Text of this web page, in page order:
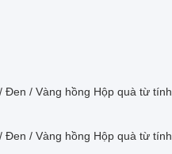
Đen / Vàng hồng Hộp quà từ tính
Đen / Vàng hồng Hộp quà từ tính